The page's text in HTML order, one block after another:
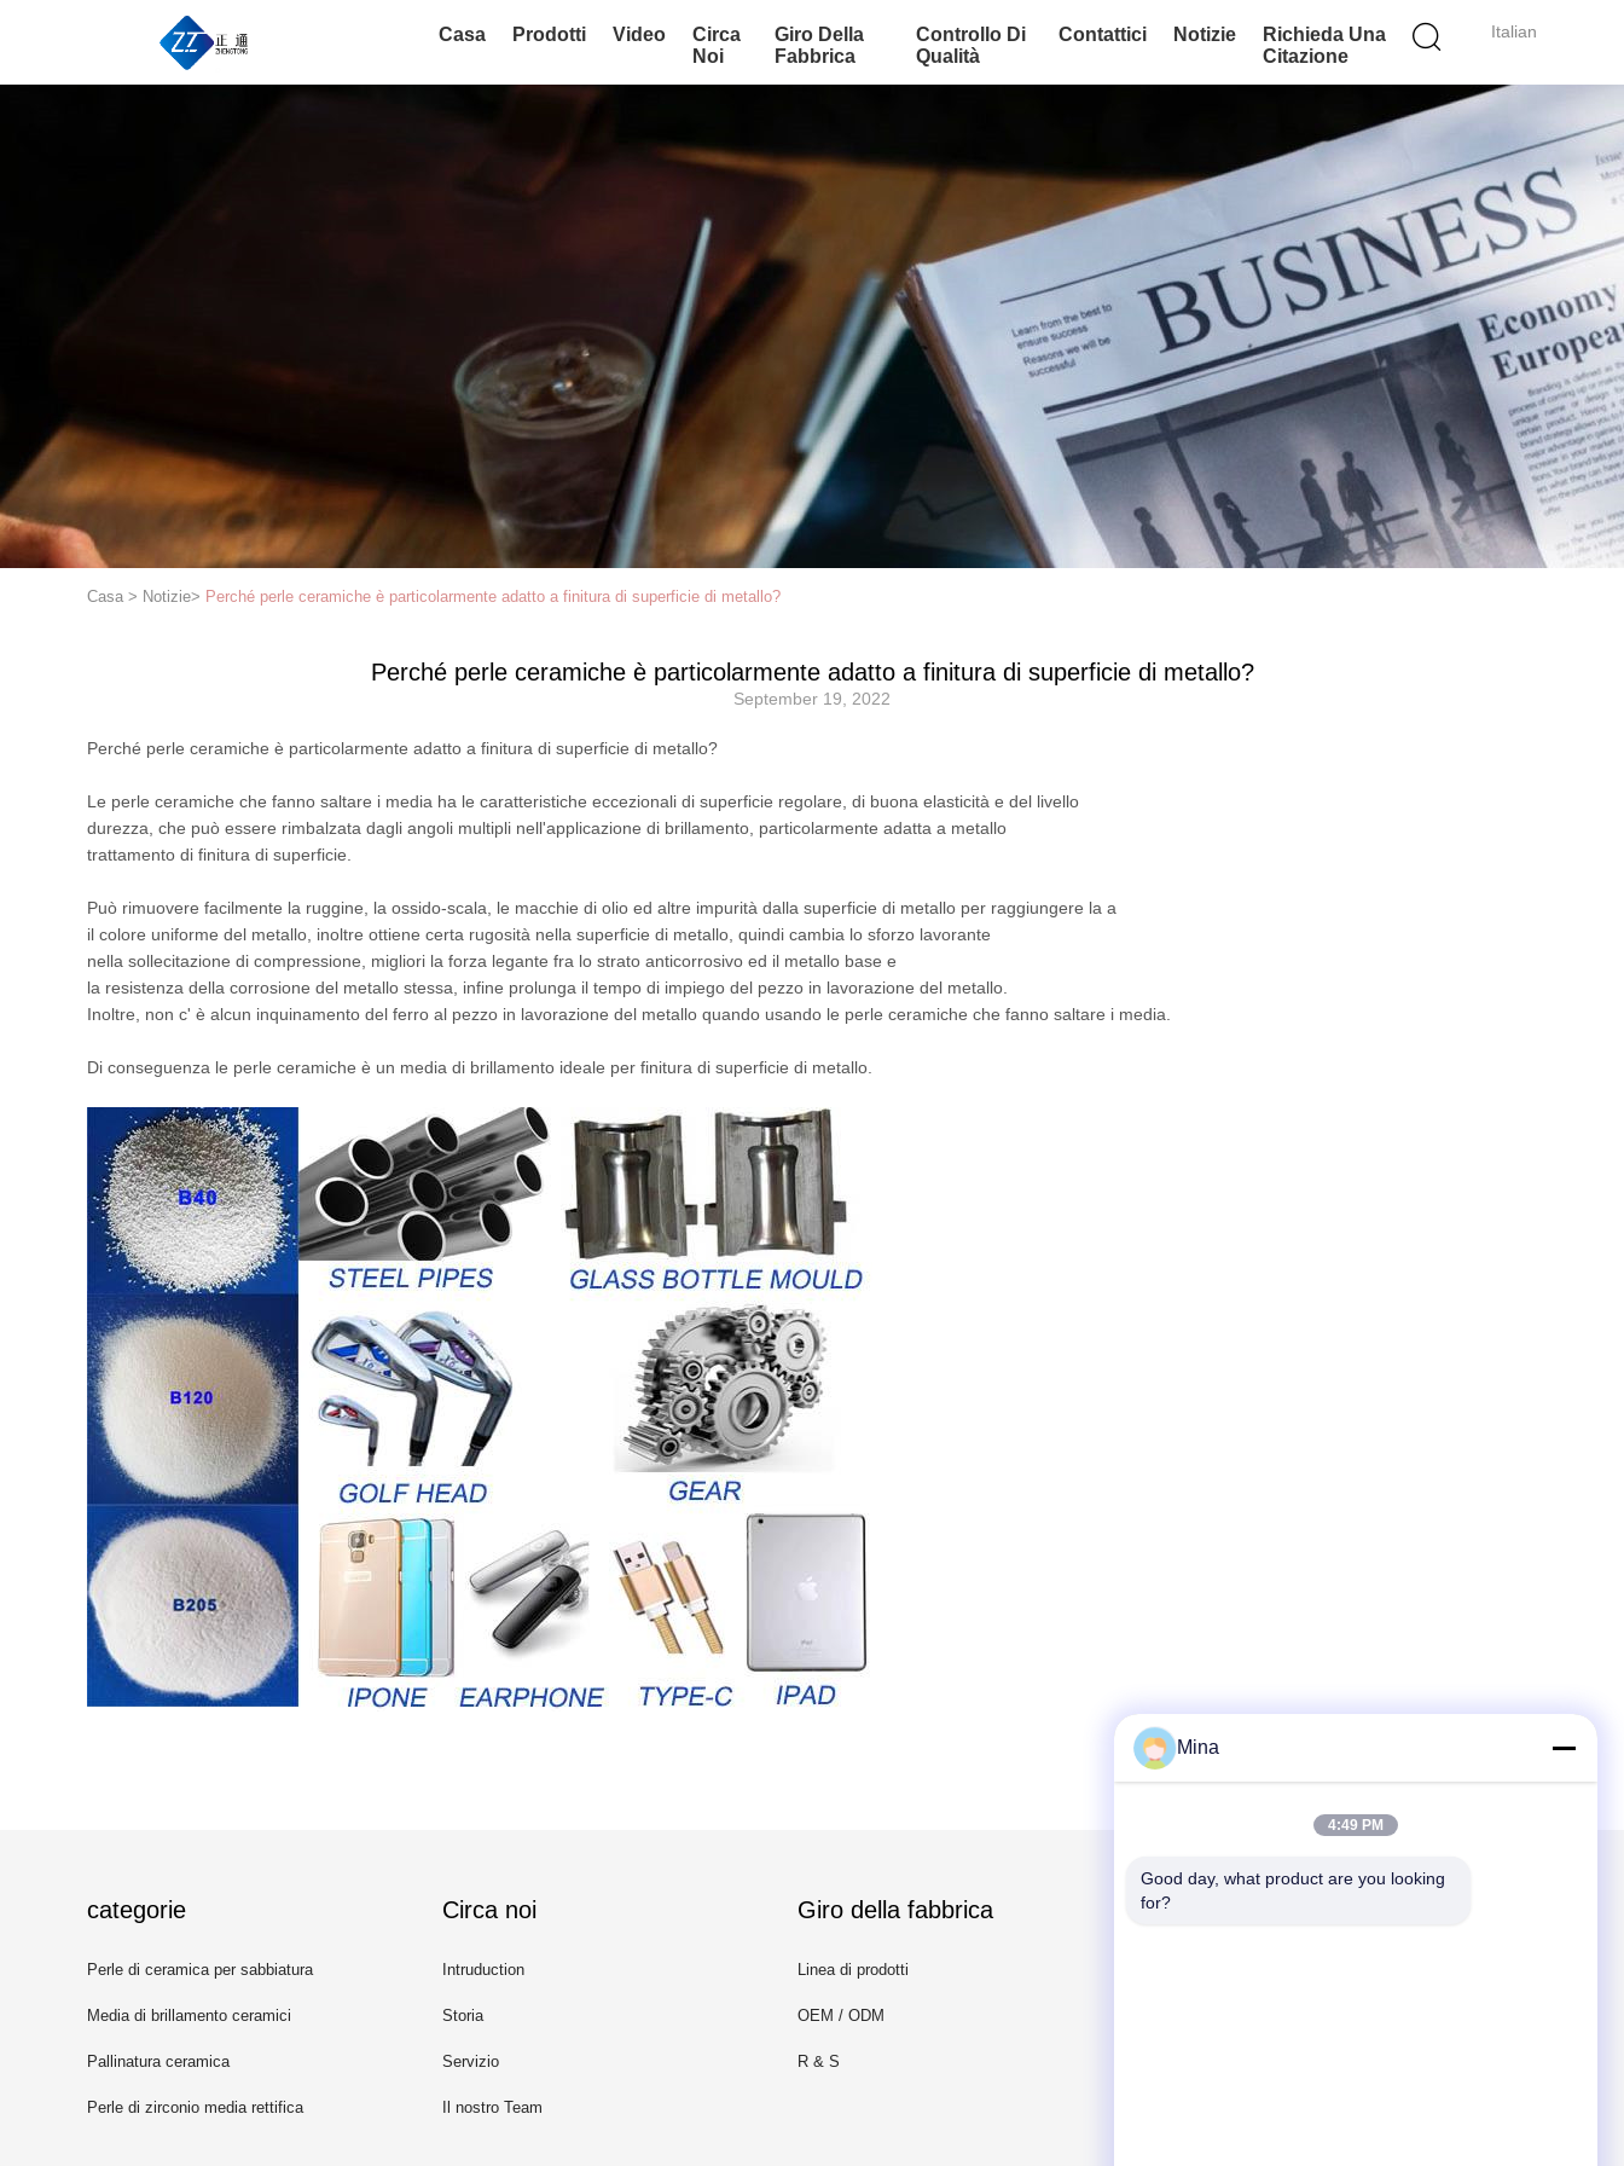
Italian
Casa Prodotti Video
Circa
Noi
Giro Della
Fabbrica
Controllo Di
Qualità
Contattici Notizie
Richieda Una
Citazione
Casa > Notizie> Perché perle ceramiche è particolarmente adatto a finitura di superficie di metallo?
Perché perle ceramiche è particolarmente adatto a finitura di superficie di metallo?
September 19, 2022
Perché perle ceramiche è particolarmente adatto a finitura di superficie di metallo?
Le perle ceramiche che fanno saltare i media ha le caratteristiche eccezionali di superficie regolare, di buona elasticità e del livello
durezza, che può essere rimbalzata dagli angoli multipli nell'applicazione di brillamento, particolarmente adatta a metallo
trattamento di finitura di superficie.
Può rimuovere facilmente la ruggine, la ossido-scala, le macchie di olio ed altre impurità dalla superficie di metallo per raggiungere la a
il colore uniforme del metallo, inoltre ottiene certa rugosità nella superficie di metallo, quindi cambia lo sforzo lavorante
nella sollecitazione di compressione, migliori la forza legante fra lo strato anticorrosivo ed il metallo base e
la resistenza della corrosione del metallo stessa, infine prolunga il tempo di impiego del pezzo in lavorazione del metallo.
Inoltre, non c' è alcun inquinamento del ferro al pezzo in lavorazione del metallo quando usando le perle ceramiche che fanno saltare i media.
Di conseguenza le perle ceramiche è un media di brillamento ideale per finitura di superficie di metallo.
categorie
Perle di ceramica per sabbiatura
Media di brillamento ceramici
Pallinatura ceramica
Perle di zirconio media rettifica
Circa noi
Intruduction
Storia
Servizio
Il nostro Team
Giro della fabbrica
Linea di prodotti
OEM / ODM
R & S
Scrivici
Mina
4:49 PM
Good day, what product are you looking
for?